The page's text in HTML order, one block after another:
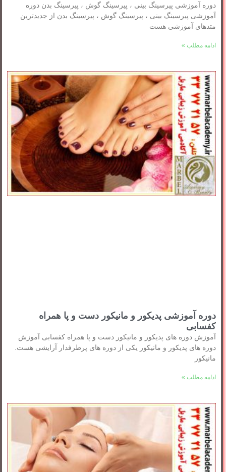
دوره آموزشی پیرسینگ بینی ، پیرسینگ گوش ، پیرسینگ بدن دوره
آموزشی پیرسینگ بینی ، پیرسینگ گوش ، پیرسینگ بدن از جدیدترین
متدهای آموزشی هست
ادامه مطلب »
دوره آموزشی پدیکور و مانیکور دست و پا همراه
کفسابی
آموزش دوره های پدیکور و مانیکور دست و پا همراه کفسابی آموزش
دوره های پدیکور و مانیکور یکی از دوره های پرطرفدار آرایشی هست.
مانیکور
ادامه مطلب »